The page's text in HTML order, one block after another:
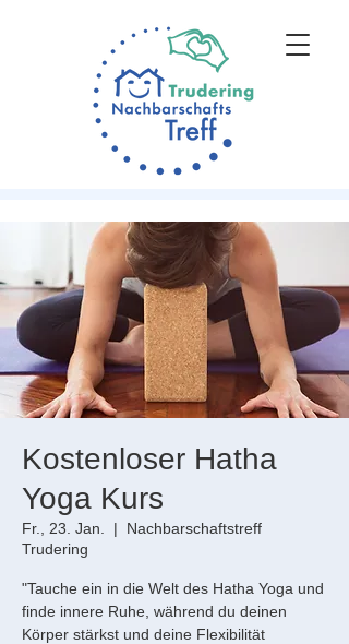
Kostenloser Hatha
Yoga Kurs
Fr., 23. Jan.
  |
Nachbarschaftstreff
Trudering
"Tauche ein in die Welt des Hatha Yoga und
finde innere Ruhe, während du deinen
Körper stärkst und deine Flexibilität